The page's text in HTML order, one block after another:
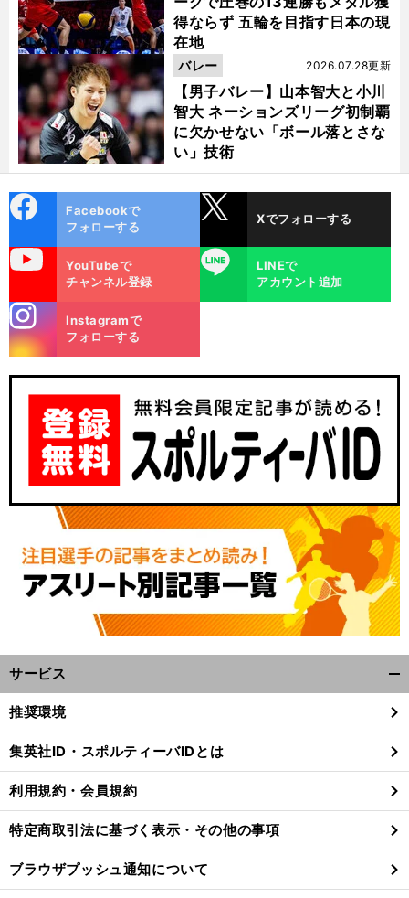
得ならず 五輪を目指す日本の現
在地
【男子バレー】山本智大と小川
智大 ネーションズリーグ初制覇
に欠かせない「ボール落とさな
い」技術
2026.07.28更新
バレー
ok
Facebookで
フォローする
Xでフォローする
YouTubeで
チャンネル登録
LINE
LINEで
アカウント追加
m
Instagramで
フォローする
サービス
閉
る
推奨環境
集英社ID・スポルティーバIDとは
利用規約・会員規約
特定商取引法に基づく表示・その他の事項
ブラウザプッシュ通知について